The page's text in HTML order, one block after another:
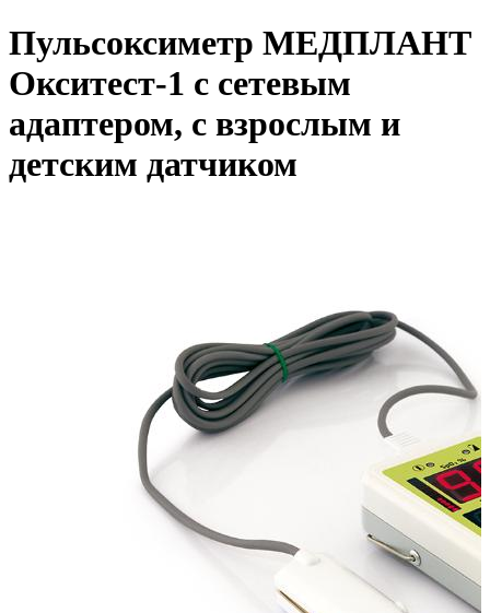
Пульсоксиметр МЕДПЛАНТ
Окситест-1 с сетевым
адаптером, с взрослым и
детским датчиком